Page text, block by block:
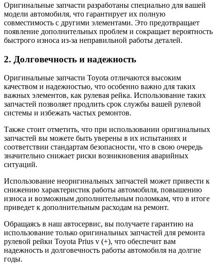
Оригинальные запчасти разработаны специально для вашей
модели автомобиля, что гарантирует их полную
совместимость с другими элементами. Это предотвращает
появление дополнительных проблем и сокращает вероятность
быстрого износа из-за неправильной работы деталей.
2. Долговечность и надежность
Оригинальные запчасти Toyota отличаются высоким
качеством и надежностью, что особенно важно для таких
важных элементов, как рулевая рейка. Использование таких
запчастей позволяет продлить срок службы вашей рулевой
системы и избежать частых ремонтов.
Также стоит отметить, что при использовании оригинальных
запчастей вы можете быть уверены в их испытаниях и
соответствии стандартам безопасности, что в свою очередь
значительно снижает риски возникновения аварийных
ситуаций.
Использование неоригинальных запчастей может привести к
снижению характеристик работы автомобиля, повышению
износа и возможным дополнительным поломкам, что в итоге
приведет к дополнительным расходам на ремонт.
Обращаясь в наш автосервис, вы получаете гарантию на
использование только оригинальных запчастей для ремонта
рулевой рейки Toyota Prius v (+), что обеспечит вам
надежность и долговечность работы автомобиля на долгие
годы.